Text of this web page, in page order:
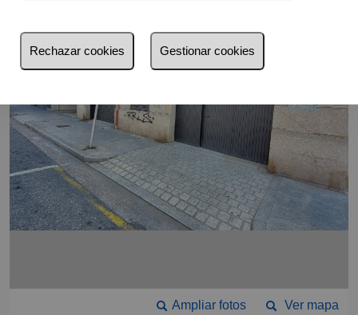
Ver mapa
Ampliar fotos
Rechazar cookies Gestionar cookies